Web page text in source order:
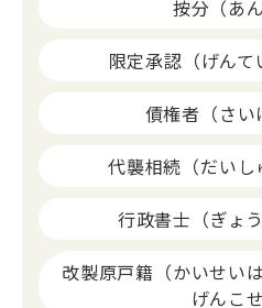
按分（あ
限定承認（げんて
債権者（さい
代襲相続（だいし
行政書士（ぎょ
改製原戸籍（かいせい
げんこ